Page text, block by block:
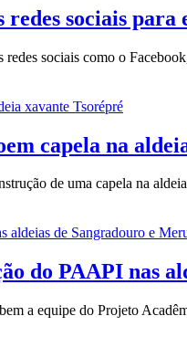
sociais para
sociais como o
capela na
de uma capela na
do PAAPI nas
a equipe do Projeto